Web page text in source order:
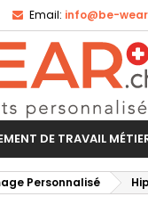
Email: info@be-
DE TRAVAIL
Personnalisé